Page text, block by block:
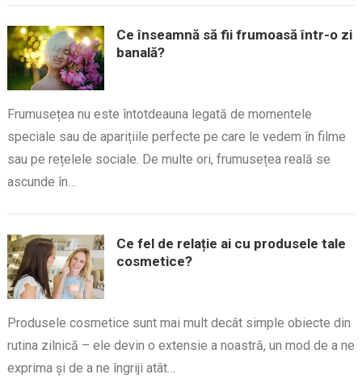
Ce înseamnă să fii frumoasă într-o zi
banală?
Frumusețea nu este întotdeauna legată de momentele
speciale sau de aparițiile perfecte pe care le vedem în filme
sau pe rețelele sociale. De multe ori, frumusețea reală se
ascunde în…
Ce fel de relație ai cu produsele tale
cosmetice?
Produsele cosmetice sunt mai mult decât simple obiecte din
rutina zilnică – ele devin o extensie a noastră, un mod de a ne
exprima și de a ne îngriji atât…